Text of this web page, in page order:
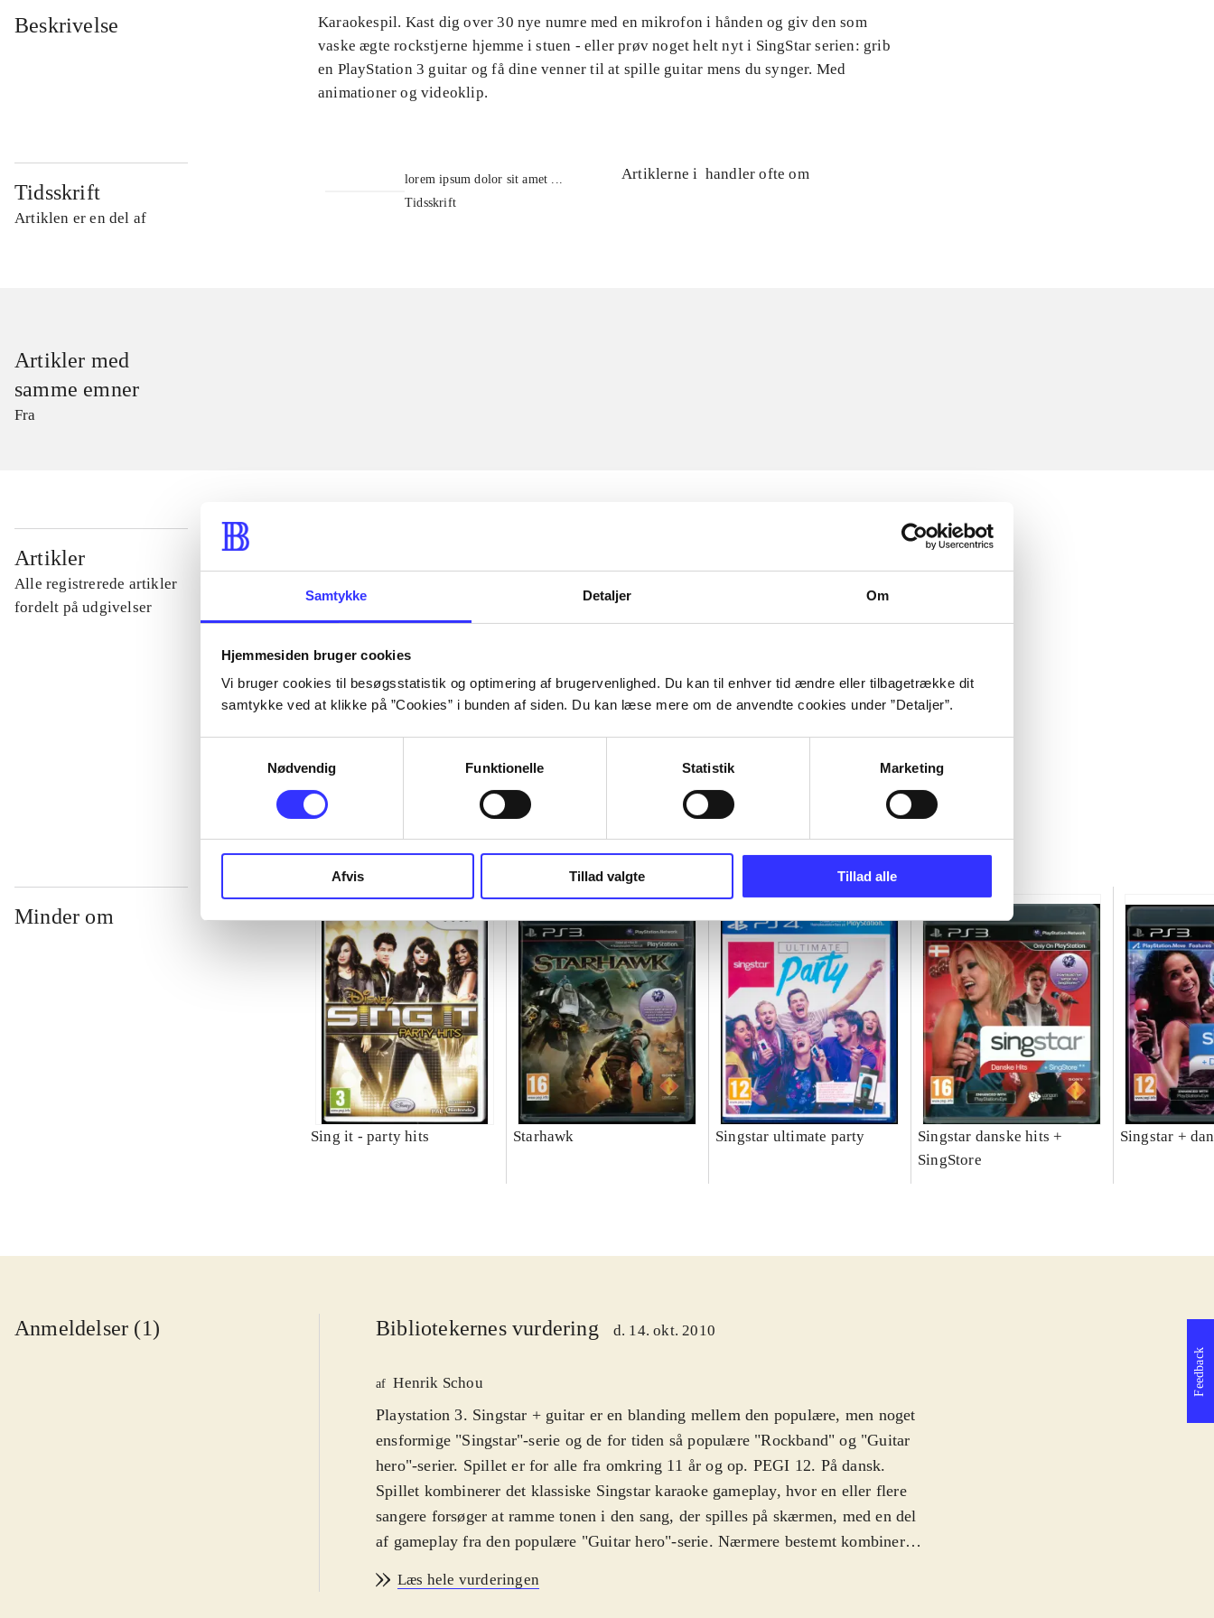
Samtykke Detaljer Om
Hjemmesiden bruger cookies
Vi bruger cookies til besøgsstatistik og optimering af brugervenlighed. Du kan til enhver tid ændre eller tilbagetrække dit
samtykke ved at klikke på ”Cookies” i bunden af siden. Du kan læse mere om de anvendte cookies under ”Detaljer”.
Nødvendig
Funktionelle Statistik Marketing
Afvis Tillad valgte Tillad alle
Beskrivelse
Karaokespil. Kast dig over 30 nye numre med en mikrofon i hånden og giv den som
vaske ægte rockstjerne hjemme i stuen - eller prøv noget helt nyt i SingStar serien: grib
en PlayStation 3 guitar og få dine venner til at spille guitar mens du synger. Med
animationer og videoklip.
Tidsskrift
Artiklen er en del af
lorem ipsum dolor sit amet ...
Tidsskrift
Artiklerne i handler ofte om
Artikler med
samme emner
Fra
Artikler
Alle registrerede artikler
fordelt på udgivelser
...
...
...
Minder om
Sing it - party hits Starhawk Singstar ultimate party
Singstar danske hits +
SingStore
Singstar +
Anmeldelser (1) Bibliotekernes vurdering d. 14. okt. 2010
af Henrik Schou
Playstation 3. Singstar + guitar er en blanding mellem den populære, men noget
ensformige "Singstar"-serie og de for tiden så populære "Rockband" og "Guitar
hero"-serier. Spillet er for alle fra omkring 11 år og op. PEGI 12. På dansk.
Spillet kombinerer det klassiske Singstar karaoke gameplay, hvor en eller flere
sangere forsøger at ramme tonen i den sang, der spilles på skærmen, med en del
af gameplay fra den populære "Guitar hero"-serie. Nærmere bestemt kombineres
anden spiller kan anvende en guitarcontroller og spille guitar til nummeret -
Læs hele vurderingen
Feedback